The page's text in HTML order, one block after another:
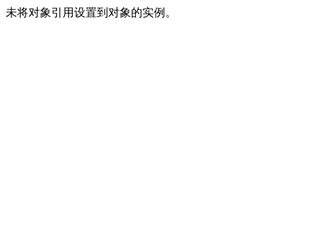
未将对象引用设置到对象的实例。